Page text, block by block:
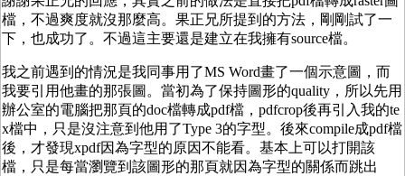
檔，不過爽度就沒那麼高。果正兄所提到的方法，剛剛試了一
下，也成功了。不過這主要還是建立在我擁有source檔。
我之前遇到的情況是我同事用了MS Word畫了一個示意圖，而
我要引用他畫的那張圖。當初為了保持圖形的quality，所以先用
辦公室的電腦把那頁的doc檔轉成pdf檔，pdfcrop後再引入我的te
x檔中，只是沒注意到他用了Type 3的字型。後來compile成pdf檔
後，才發現xpdf因為字型的原因不能看。基本上可以打開該
檔，只是每當瀏覽到該圖形的那頁就因為字型的關係而跳出